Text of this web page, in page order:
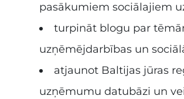
pasākumiem sociālajiem
turpināt blogu par
uzņēmējdarbības un
atjaunot Baltijas jūras
uzņēmumu datubāzi un